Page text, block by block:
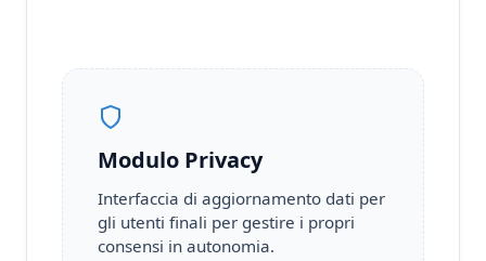
Modulo Privacy
Interfaccia di aggiornamento dati per
gli utenti finali per gestire i propri
consensi in autonomia.